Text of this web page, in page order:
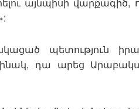
պետություն
դա արեց